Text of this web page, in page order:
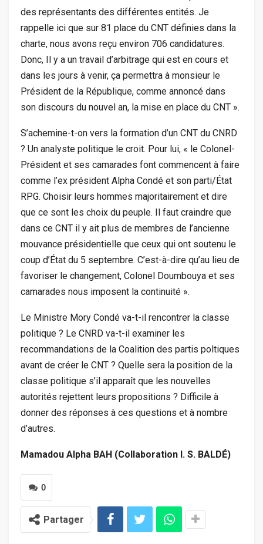
des représentants des différentes entités. Je
rappelle ici que sur 81 place du CNT définies dans la
charte, nous avons reçu environ 706 candidatures.
Donc, Il y a un travail d’arbitrage qui est en cours et
dans les jours à venir, ça permettra à monsieur le
Président de la République, comme annoncé dans
son discours du nouvel an, la mise en place du CNT ».
S’achemine-t-on vers la formation d’un CNT du CNRD
? Un analyste politique le croit. Pour lui, « le Colonel-
Président et ses camarades font commencent à faire
comme l’ex président Alpha Condé et son parti/État
RPG. Choisir leurs hommes majoritairement et dire
que ce sont les choix du peuple. Il faut craindre que
dans ce CNT il y ait plus de membres de l’ancienne
mouvance présidentielle que ceux qui ont soutenu le
coup d’État du 5 septembre. C’est-à-dire qu’au lieu de
favoriser le changement, Colonel Doumbouya et ses
camarades nous imposent la continuité ».
Le Ministre Mory Condé va-t-il rencontrer la classe
politique ? Le CNRD va-t-il examiner les
recommandations de la Coalition des partis poltiques
avant de créer le CNT ? Quelle sera la position de la
classe politique s’il apparaît que les nouvelles
autorités rejettent leurs propositions ? Difficile à
donner des réponses à ces questions et à nombre
d’autres.
Mamadou Alpha BAH (Collaboration I. S. BALDÉ)
0
Partager